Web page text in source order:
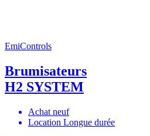
EmiControls
Brumisateurs
H2 SYSTEM
Achat neuf
Location Longue durée